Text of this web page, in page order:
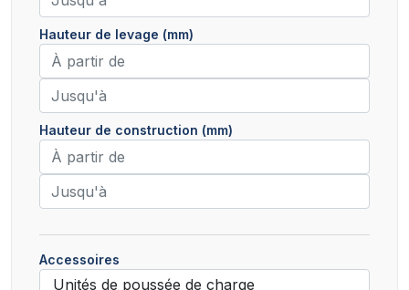
Hauteur de levage (mm)
Hauteur de construction (mm)
Accessoires